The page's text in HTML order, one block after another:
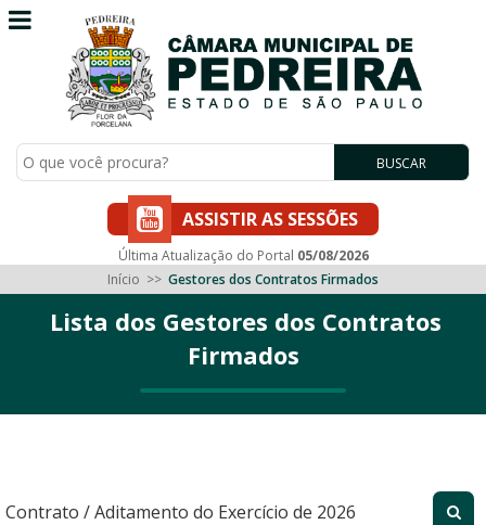
BUSCAR
ASSISTIR AS SESSÕES
Última Atualização do Portal 05/08/2026
Início >> Gestores dos Contratos Firmados
Lista dos Gestores dos Contratos
Firmados
Contrato / Aditamento do Exercício de 2026
VER